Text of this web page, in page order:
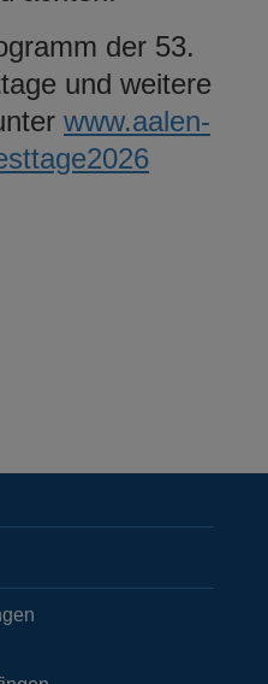
der 53.
und weitere
www.aalen-